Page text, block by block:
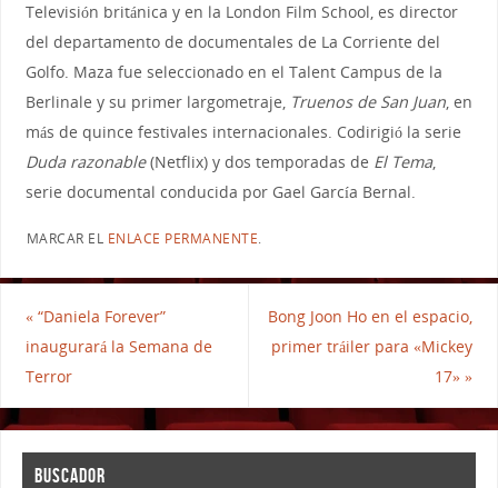
Televisión​ británica y en la London Film School, es director
del departamento de documentales de La Corriente del
Golfo. Maza fue seleccionado en el Talent Campus de la
Berlinale y su primer largometraje, Truenos de San Juan, en
más de quince festivales internacionales. Codirigió la serie
Duda razonable(Netflix) y dos temporadas de El Tema,
serie documental conducida por Gael García Bernal.
MARCAR EL ENLACE PERMANENTE.
«“Daniela Forever”
inaugurará la Semana de
Terror
Bong Joon Ho en el espacio,
primer tráiler para «Mickey
17»»
BUSCADOR